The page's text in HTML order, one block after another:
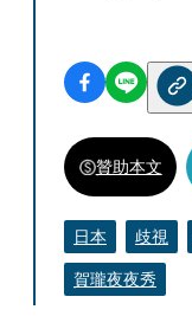
贊助本文
日本 歧視
賀瓏夜夜秀